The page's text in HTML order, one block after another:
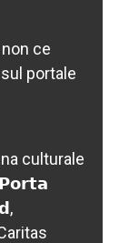
ce
portale
culturale